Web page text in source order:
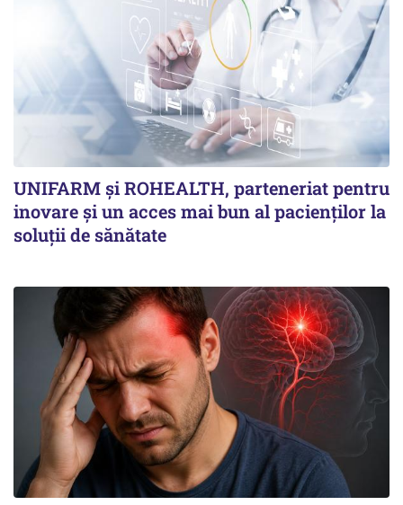
UNIFARM și ROHEALTH, parteneriat pentru
inovare și un acces mai bun al pacienților la
soluții de sănătate